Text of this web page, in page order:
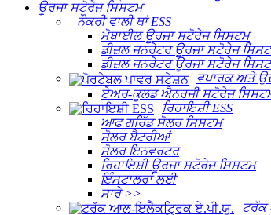
ਊਰਜਾ ਸਟੋਰੇਜ ਸਿਸਟਮ
ਨੌਕਰੀ ਵਾਲੀ ਥਾਂ ESS
ਮੋਬਾਈਲ ਊਰਜਾ ਸਟੋਰੇਜ ਸਿਸਟਮ
ਡੀਜ਼ਲ ਜਨਰੇਟਰ ਊਰਜਾ ਸਟੋਰੇਜ
ਡੀਜ਼ਲ ਜਨਰੇਟਰ ਊਰਜਾ ਸਟੋਰੇਜ
ਵਪਾਰਕ ਅਤੇ
ਏਅਰ-ਕੂਲਡ ਐਨਰਜੀ ਸਟੋਰੇਜ
ਰਿਹਾਇਸ਼ੀ ESS
ਆਫ ਗਰਿੱਡ ਸੋਲਰ ਸਿਸਟਮ
ਸੋਲਰ ਬੈਟਰੀਆਂ
ਸੋਲਰ ਇਨਵਰਟਰ
ਰਿਹਾਇਸ਼ੀ ਊਰਜਾ ਸਟੋਰੇਜ ਸਿਸਟਮ
ਇੰਸਟਾਲਰਾਂ ਲਈ
ਸਾਰੇ >>
ਟਰੱਕ